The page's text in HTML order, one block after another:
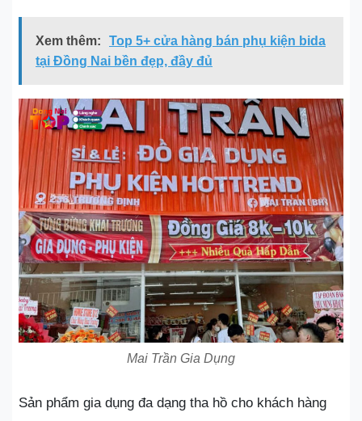
Xem thêm:
Top 5+ cửa hàng bán phụ kiện bida
tại Đồng Nai bền đẹp, đầy đủ
Mai Trần Gia Dụng
Sản phẩm gia dụng đa dạng tha hồ cho khách hàng